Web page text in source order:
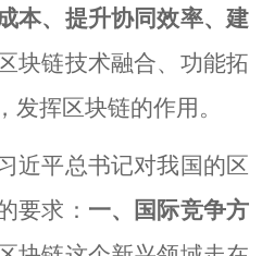
本、提升协同效率、建
块链技术融合、功能拓
发挥区块链的作用。
近平总书记对我国的区
要求： 一、国际竞争方